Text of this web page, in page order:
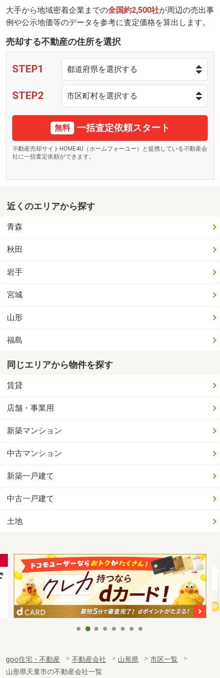
大手から地域密着企業までの全国約2,500社が周辺の売出事
例や公示地価等のデータを参考に査定価格を算出します。
売却する不動産の住所を選択
STEP1
STEP2
無料 一括査定依頼スタート
不動産売却サイトHOME4U（ホームフォーユー）と提携している不動産会
社に一括査定依頼ができます。
近くのエリアから探す
青森
秋田
岩手
宮城
山形
福島
同じエリアから物件を探す
賃貸
店舗・事業用
新築マンション
中古マンション
新築一戸建て
中古一戸建て
土地
goo住宅・不動産 不動産会社 山形県
市区一覧
山形県天童市の不動産会社一覧